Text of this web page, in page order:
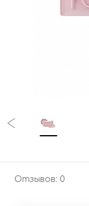
Отзывов: 0